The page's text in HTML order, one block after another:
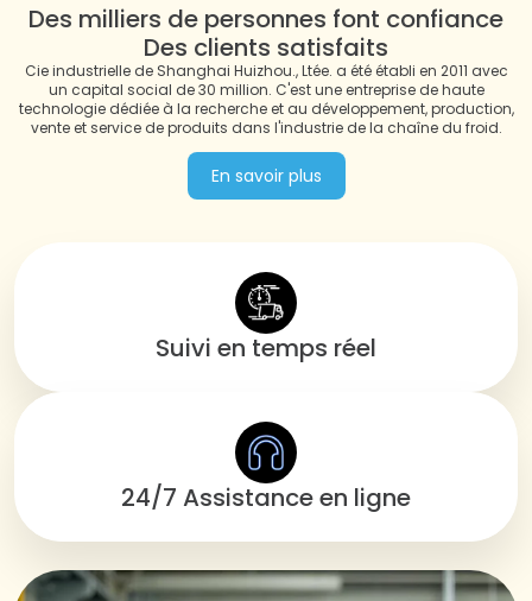
Des milliers de personnes font confiance
Des clients satisfaits
Cie industrielle de Shanghai Huizhou., Ltée. a été établi en 2011 avec
un capital social de 30 million. C'est une entreprise de haute
technologie dédiée à la recherche et au développement, production,
vente et service de produits dans l'industrie de la chaîne du froid.
En savoir plus
Suivi en temps réel
24/7 Assistance en ligne